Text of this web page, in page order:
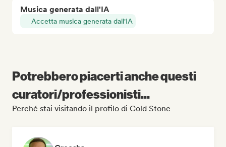
Musica generata dall'IA
Accetta musica generata dall'IA
Potrebbero piacerti anche questi
curatori/professionisti...
Perché stai visitando il profilo di Cold Stone